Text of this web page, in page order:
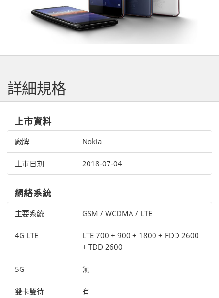
詳細規格
上市資料
廠牌 Nokia
上市日期 2018-07-04
網絡系統
主要系統 GSM / WCDMA / LTE
4G LTE
LTE 700 + 900 + 1800 + FDD 2600
+ TDD 2600
5G 無
雙卡雙待 有